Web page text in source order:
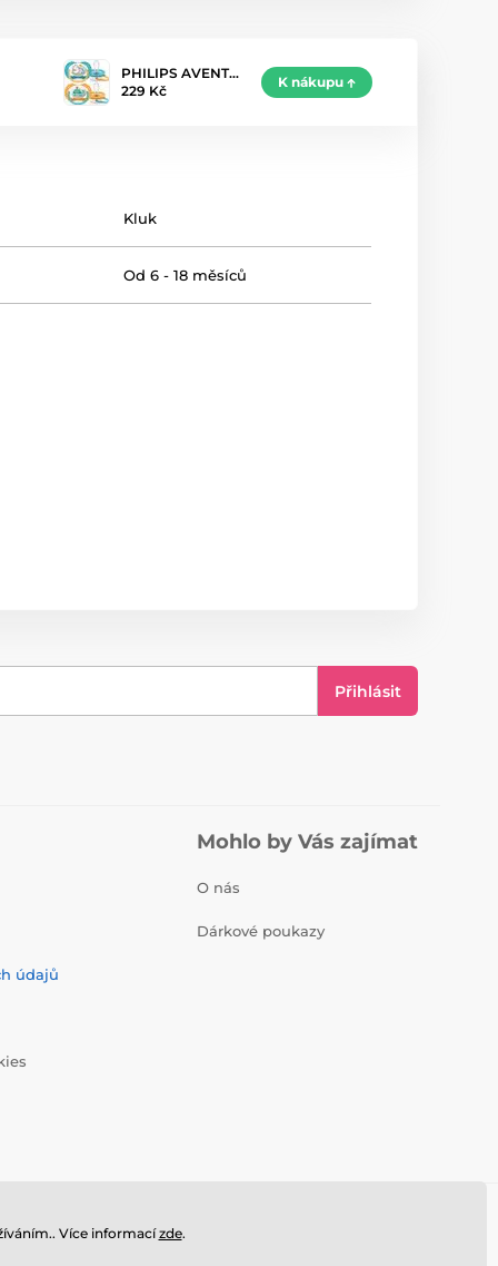
PHILIPS AVENT…
229 Kč
K nákupu
Kluk
Od 6 - 18 měsíců
Přihlásit
údajů
Mohlo by Vás zajímat
O nás
Dárkové poukazy
Více informacízde.